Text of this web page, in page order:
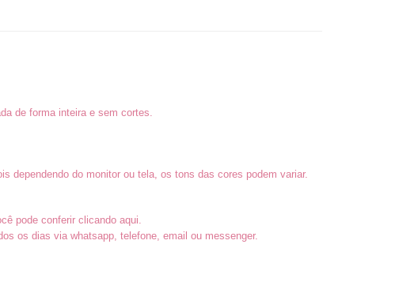
de forma inteira e sem cortes.
do monitor ou tela, os tons das cores podem variar.
pode conferir clicando aqui
os dias via whatsapp, telefone, email ou messenger.